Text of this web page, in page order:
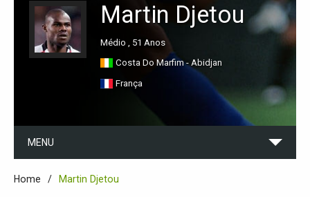
Martin Djetou
Médio , 51 Anos
Costa Do Marfim - Abidjan
França
MENU
Home Martin Djetou